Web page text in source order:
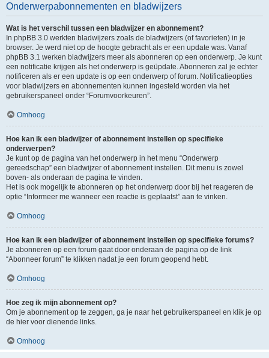
Onderwerpabonnementen en bladwijzers
Wat is het verschil tussen een bladwijzer en abonnement?
In phpBB 3.0 werkten bladwijzers zoals de bladwijzers (of favorieten) in je
browser. Je werd niet op de hoogte gebracht als er een update was. Vanaf
phpBB 3.1 werken bladwijzers meer als abonneren op een onderwerp. Je kunt
een notificatie krijgen als het onderwerp is geüpdate. Abonneren zal je echter
notificeren als er een update is op een onderwerp of forum. Notificatieopties
voor bladwijzers en abonnementen kunnen ingesteld worden via het
gebruikerspaneel onder “Forumvoorkeuren”.
Omhoog
Hoe kan ik een bladwijzer of abonnement instellen op specifieke
onderwerpen?
Je kunt op de pagina van het onderwerp in het menu “Onderwerp
gereedschap” een bladwijzer of abonnement instellen. Dit menu is zowel
boven- als onderaan de pagina te vinden.
Het is ook mogelijk te abonneren op het onderwerp door bij het reageren de
optie “Informeer me wanneer een reactie is geplaatst” aan te vinken.
Omhoog
Hoe kan ik een bladwijzer of abonnement instellen op specifieke forums?
Je abonneren op een forum gaat door onderaan de pagina op de link
“Abonneer forum” te klikken nadat je een forum geopend hebt.
Omhoog
Hoe zeg ik mijn abonnement op?
Om je abonnement op te zeggen, ga je naar het gebruikerspaneel en klik je op
de hier voor dienende links.
Omhoog